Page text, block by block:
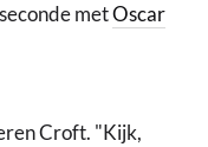
metOscar
Croft. "Kijk,